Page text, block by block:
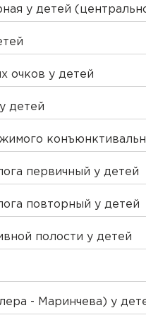
у детей
очков у детей
детей
первичный у детей
повторный у детей
полости у детей
- Маринчева) у
ВНИМАНИЕ!
подтвердили
К данному приёму
Закрыть
корзине уже
корзина
с данным
подтвердили
Хорошо
аккаунта. Для
Купить
Нажимая кнопку
дату. Наш
деталей.
Уважаемый
номер
Отправить
Запомнить меня на
Запомнить меня на
Отправить
оплатить онлайн,
зависимости от вашего
Да
оплатить онлайн,